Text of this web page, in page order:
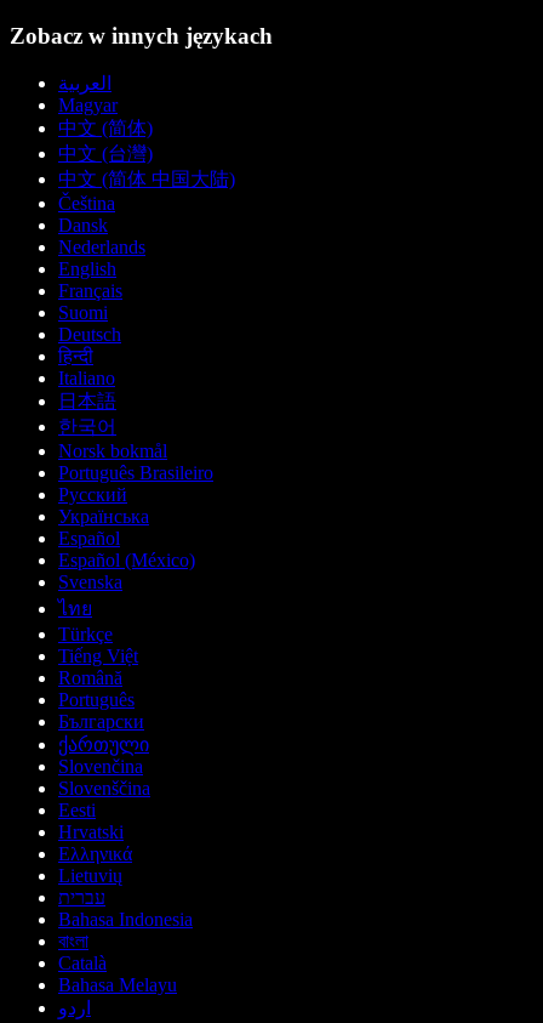
Zobacz w innych językach
العربية
Magyar
中文 (简体)
中文 (台灣)
中文 (简体 中国大陆)
Čeština
Dansk
Nederlands
English
Français
Suomi
Deutsch
हिन्दी
Italiano
日本語
한국어
Norsk bokmål
Português Brasileiro
Русский
Українська
Español
Español (México)
Svenska
ไทย
Türkçe
Tiếng Việt
Română
Português
Български
ქართული
Slovenčina
Slovenščina
Eesti
Hrvatski
Ελληνικά
Lietuvių
עברית
Bahasa Indonesia
বাংলা
Català
Bahasa Melayu
اردو